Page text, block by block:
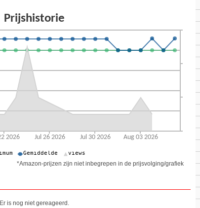
*Amazon-prijzen zijn niet inbegrepen in de prijsvolging/grafiek
Er is nog niet gereageerd.